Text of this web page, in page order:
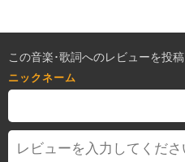
この音楽･歌詞へのレビューを投稿
ニックネーム